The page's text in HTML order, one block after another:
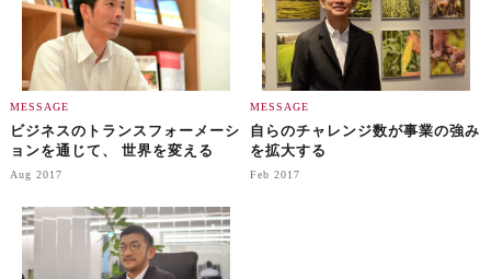
MESSAGE
ビジネスのトランスフォーメーシ
ョンを通じて、 世界を変える
Aug 2017
MESSAGE
自らのチャレンジ数が事業の強み
を拡大する
Feb 2017